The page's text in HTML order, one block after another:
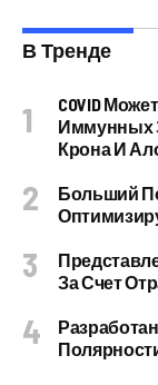
В Тренде
COVID
Иммунных
Крона И
Больший
За Счет